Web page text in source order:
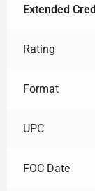
Extended
Rating
Format
UPC
FOC Date